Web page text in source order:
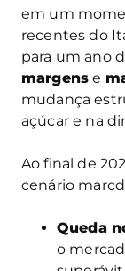
em um
recentes do
para um ano
margens e
mudança
açúcar e na
Ao final de
cenário
Queda
o